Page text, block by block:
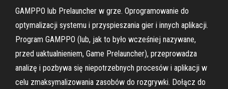
GAMPPO lub Prelauncher w grze. Oprogramowanie do
optymalizacji systemu i przyspieszania gier i innych aplikacji.
Program GAMPPO (lub, jak to było wcześniej nazywane,
przed uaktualnieniem, Game Prelauncher), przeprowadza
analizę i pozbywa się niepotrzebnych procesów i aplikacji w
celu zmaksymalizowania zasobów do rozgrywki. Dołącz do